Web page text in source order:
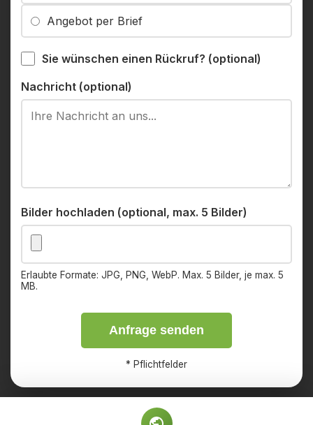
Angebot per Brief
Sie wünschen einen Rückruf? (optional)
Nachricht (optional)
Bilder hochladen (optional, max. 5 Bilder)
Erlaubte Formate: JPG, PNG, WebP. Max. 5 Bilder, je max. 5
MB.
Anfrage senden
* Pflichtfelder